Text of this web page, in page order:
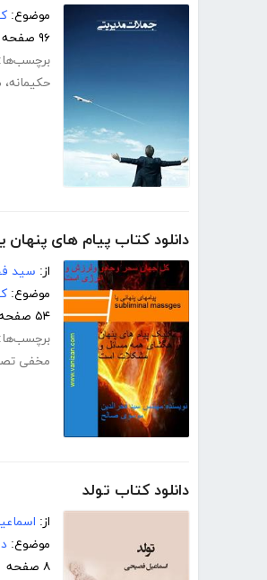
موضوع:
۹۶ صفحه
برچسب‌ها:
حکیمانه،
دانلود کتاب پیام های پنهان
از: سید
موضوع:
۵۴ صفحه
برچسب‌ها:
مخفی
دانلود کتاب تولد
از:
موضوع:
۸ صفحه